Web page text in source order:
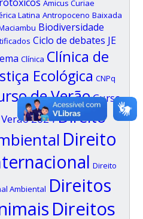
Amicus Curiae
Latina Antropoceno Baixada
Biodiversidade
Ciclo de debates JE
Clínica Clínica de
Ecológica CNPq
de VerãoCurso
2024Direito
Direito
Direito
Ambiental Direitos
Direitos